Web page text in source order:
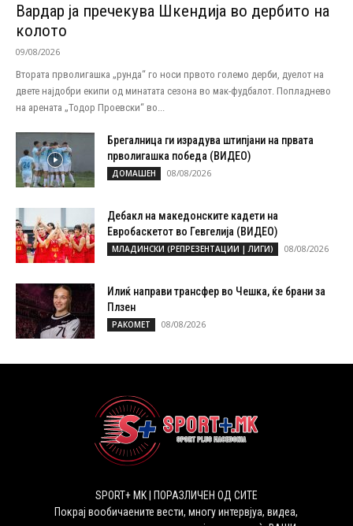
Вардар ја пречекува Шкендија во дербито на
колото
09/08/2026
Втората прволигашка „рунда“ го носи првото големо дерби, дуелот на
двете најдобри екипи од минатата сезона во мак-фудбалот. Попладнево
на арената „Тодор Проевски“ во...
Брегалница ги израдува штипјани на првата
прволигашка победа (ВИДЕО)
ДОМАШЕН 08/08/2026
Дебакл на македонските кадети на
Евробаскетот во Гевгелија (ВИДЕО)
МЛАДИНСКИ (РЕПРЕЗЕНТАЦИИ | ЛИГИ) 08/08/2026
Илиќ направи трансфер во Чешка, ќе брани за
Плзен
РАКОМЕТ 08/08/2026
SPORT+ MK | ПОРАЗЛИЧЕН ОД СИТЕ
Покрај вообичаените вести, многу интервјуа, видеа,